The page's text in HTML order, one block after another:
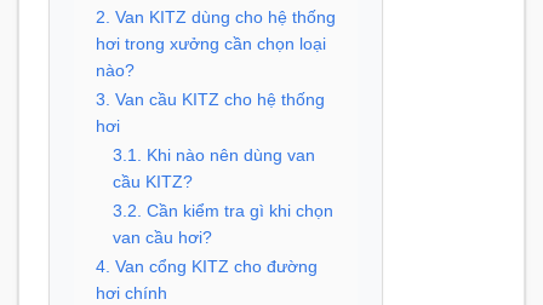
2. Van KITZ dùng cho hệ thống
hơi trong xưởng cần chọn loại
nào?
3. Van cầu KITZ cho hệ thống
hơi
3.1. Khi nào nên dùng van
cầu KITZ?
3.2. Cần kiểm tra gì khi chọn
van cầu hơi?
4. Van cổng KITZ cho đường
hơi chính